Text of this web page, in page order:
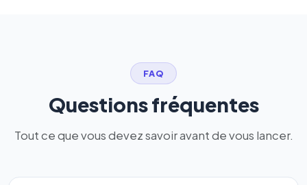
FAQ
Questions fréquentes
Tout ce que vous devez savoir avant de vous lancer.